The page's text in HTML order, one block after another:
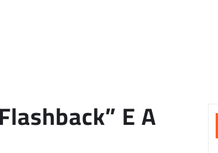
E A